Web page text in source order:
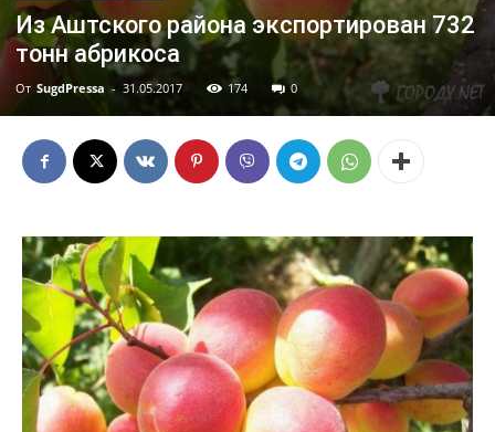
Из Аштского района экспортирован 732
тонн абрикоса
От SugdPressa - 31.05.2017 174 0